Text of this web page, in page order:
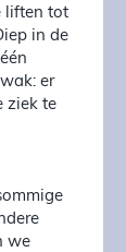
liften tot
in de
er
ziek te
we